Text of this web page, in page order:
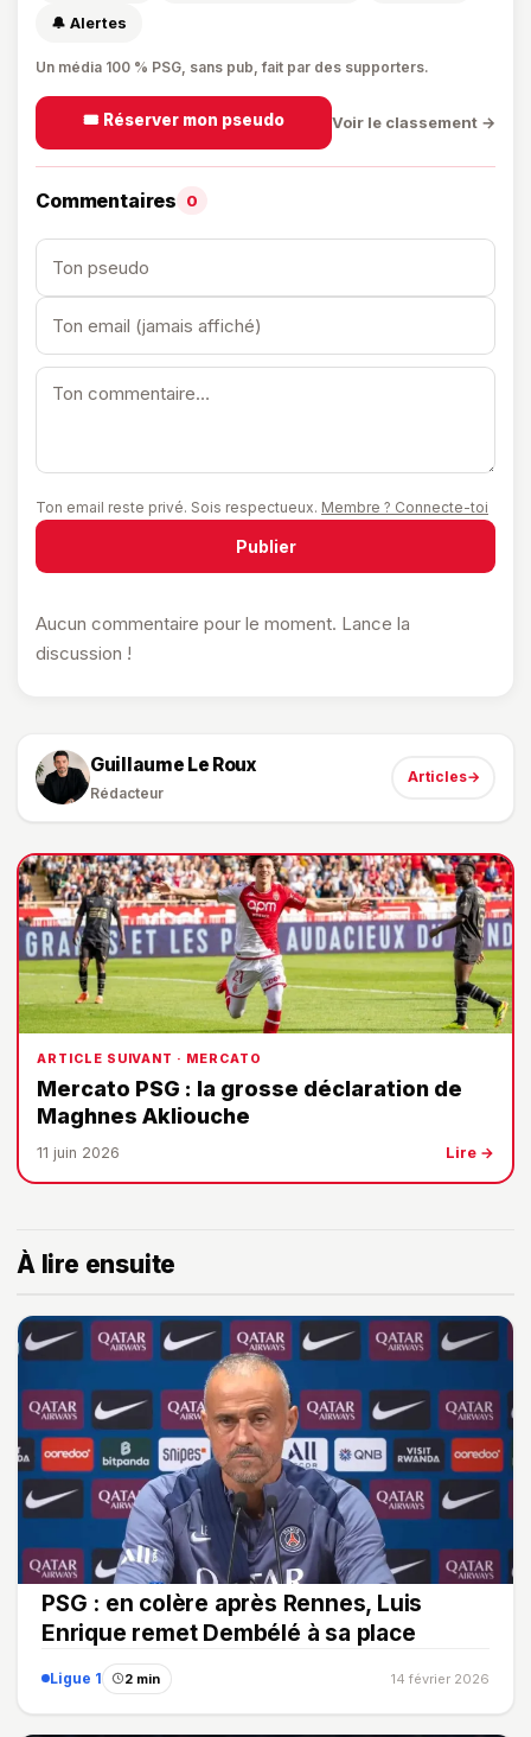
🔔 Alertes
Un média 100 % PSG, sans pub, fait par des supporters.
🎟️ Réserver mon pseudo Voir le classement →
Commentaires 0
Ton email reste privé. Sois respectueux. Membre ? Connecte-toi
Publier
Aucun commentaire pour le moment. Lance la
discussion !
Guillaume Le Roux
Rédacteur
Articles→
ARTICLE SUIVANT · MERCATO
Mercato PSG : la grosse déclaration de
Maghnes Akliouche
11 juin 2026 Lire →
À lire ensuite
PSG : en colère après Rennes, Luis
Enrique remet Dembélé à sa place
Ligue 1 2 min 14 février 2026